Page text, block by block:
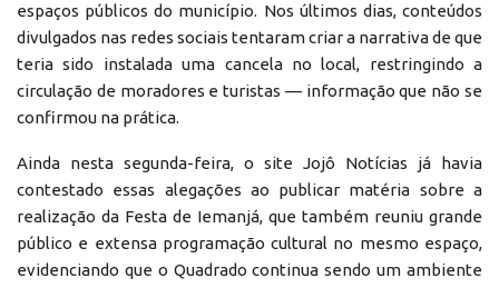
espaços públicos do município. Nos últimos dias, conteúdos
divulgados nas redes sociais tentaram criar a narrativa de que
teria sido instalada uma cancela no local, restringindo a
circulação de moradores e turistas — informação que não se
confirmou na prática.
Ainda nesta segunda-feira, o site Jojô Notícias já havia
contestado essas alegações ao publicar matéria sobre a
realização da Festa de Iemanjá, que também reuniu grande
público e extensa programação cultural no mesmo espaço,
evidenciando que o Quadrado continua sendo um ambiente